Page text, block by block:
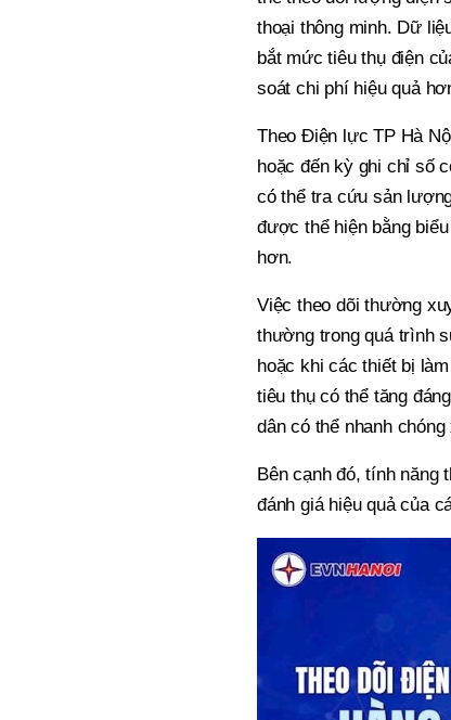
thoại thông minh. Dữ
bắt mức tiêu thụ điện
soát chi phí hiệu quả
Theo Điện lực TP Hà
hoặc đến kỳ ghi chỉ số
có thể tra cứu sản
được thể hiện bằng
hơn.
Việc theo dõi thường
thường trong quá trình
hoặc khi các thiết bị
tiêu thụ có thể tăng
dân có thể nhanh
Bên cạnh đó, tính năng
đánh giá hiệu quả của